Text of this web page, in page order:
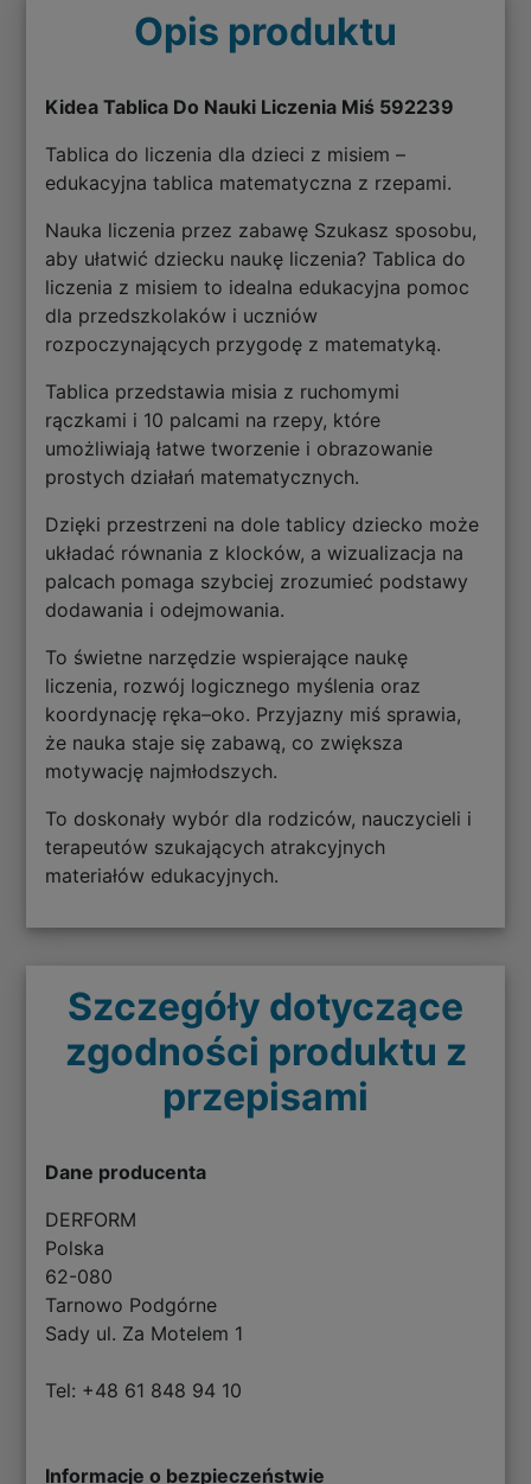
Opis produktu
Kidea Tablica Do Nauki Liczenia Miś 592239
Tablica do liczenia dla dzieci z misiem –
edukacyjna tablica matematyczna z rzepami.
Nauka liczenia przez zabawę Szukasz sposobu,
aby ułatwić dziecku naukę liczenia? Tablica do
liczenia z misiem to idealna edukacyjna pomoc
dla przedszkolaków i uczniów
rozpoczynających przygodę z matematyką.
Tablica przedstawia misia z ruchomymi
rączkami i 10 palcami na rzepy, które
umożliwiają łatwe tworzenie i obrazowanie
prostych działań matematycznych.
Dzięki przestrzeni na dole tablicy dziecko może
układać równania z klocków, a wizualizacja na
palcach pomaga szybciej zrozumieć podstawy
dodawania i odejmowania.
To świetne narzędzie wspierające naukę
liczenia, rozwój logicznego myślenia oraz
koordynację ręka–oko. Przyjazny miś sprawia,
że nauka staje się zabawą, co zwiększa
motywację najmłodszych.
To doskonały wybór dla rodziców, nauczycieli i
terapeutów szukających atrakcyjnych
materiałów edukacyjnych.
Szczegóły dotyczące
zgodności produktu z
przepisami
Dane producenta
DERFORM
Polska
62-080
Tarnowo Podgórne
Sady ul. Za Motelem 1
Tel: +48 61 848 94 10
Informacje o bezpieczeństwie